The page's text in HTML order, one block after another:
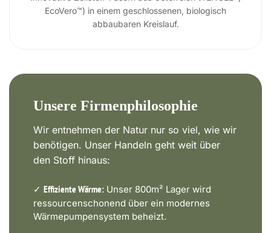
EcoVero™) in einem geschlossenen, biologisch
abbaubaren Kreislauf.
Unsere Firmenphilosophie
Wir entnehmen der Natur nur so viel, wie wir
benötigen. Unser Handeln geht weit über
den Stoff hinaus:
✓ Effiziente Wärme: Unser 800m² Lager wird
ressourcenschonend über ein modernes
Wärmepumpensystem beheizt.